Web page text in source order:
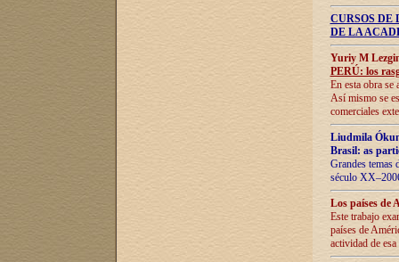
CURSOS
DE LA
Yuriy M
PERÚ: los
En esta obra se
Así mismo se
comerciales
Liudmila
Brasil: as
Grandes temas
século
Los países de
Este trabajo
países de
actividad de